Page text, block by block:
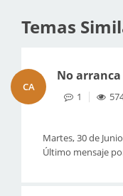
Temas
CA
No arranca
1
Martes, 30 de
Último mensaje